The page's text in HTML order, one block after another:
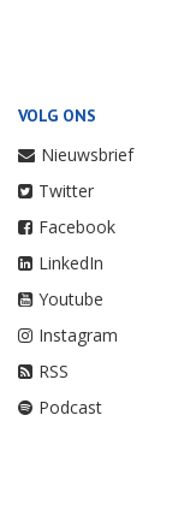
VOLG ONS
Nieuwsbrief
Twitter
Facebook
LinkedIn
Youtube
Instagram
RSS
Podcast